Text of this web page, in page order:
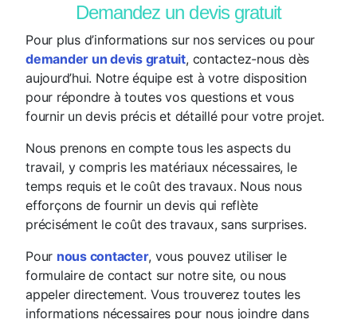
Demandez un devis gratuit
Pour plus d’informations sur nos services ou pour
demander un devis gratuit, contactez-nous dès
aujourd’hui. Notre équipe est à votre disposition
pour répondre à toutes vos questions et vous
fournir un devis précis et détaillé pour votre projet.
Nous prenons en compte tous les aspects du
travail, y compris les matériaux nécessaires, le
temps requis et le coût des travaux. Nous nous
efforçons de fournir un devis qui reflète
précisément le coût des travaux, sans surprises.
Pour nous contacter, vous pouvez utiliser le
formulaire de contact sur notre site, ou nous
appeler directement. Vous trouverez toutes les
informations nécessaires pour nous joindre dans